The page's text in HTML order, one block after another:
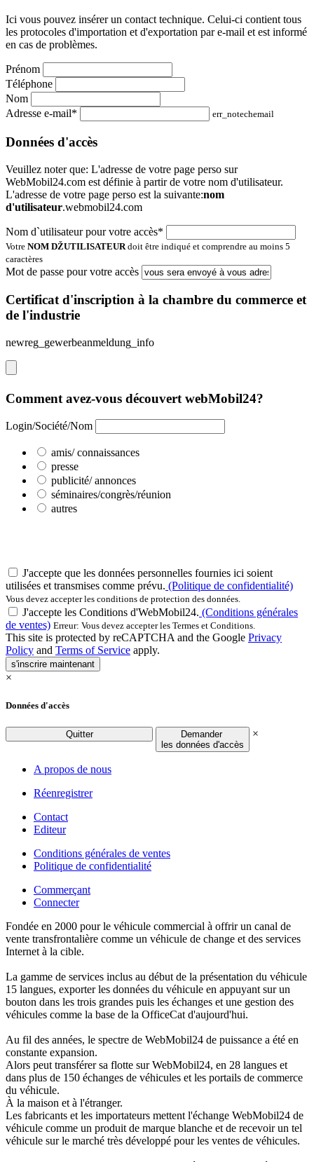
Ici vous pouvez insérer un contact technique. Celui-ci contient tous
les protocoles d'importation et d'exportation par e-mail et est informé
en cas de problèmes.
Prénom
Téléphone
Nom
Adresse e-mail*
err_notechemail
Données d'accès
Veuillez noter que: L'adresse de votre page perso sur
WebMobil24.com est définie à partir de votre nom d'utilisateur.
L'adresse de votre page perso est la suivante:nom
d'utilisateur.webmobil24.com
Nom d`utilisateur pour votre accès*
Votre NOM DŽUTILISATEUR doit être indiqué et comprendre au moins 5
caractères
Mot de passe pour votre accès
Certificat d'inscription à la chambre du commerce et
de l'industrie
newreg_gewerbeanmeldung_info
Comment avez-vous découvert webMobil24?
Login/Société/Nom
amis/ connaissances
presse
publicité/ annonces
séminaires/congrès/réunion
autres
J'accepte que les données personnelles fournies ici soient
utilisées et transmises comme prévu. (Politique de confidentialité)
Vous devez accepter les conditions de protection des données.
J'accepte les Conditions d'WebMobil24. (Conditions générales
de ventes) Erreur: Vous devez accepter les Termes et Conditions.
This site is protected by reCAPTCHA and the Google Privacy
Policy and Terms of Service apply.
s'inscrire maintenant
×
Données d'accès
Quitter
Demander
les données d'accès
×
A propos de nous
Réenregistrer
Contact
Editeur
Conditions générales de ventes
Politique de confidentialité
Commerçant
Connecter
Fondée en 2000 pour le véhicule commercial à offrir un canal de
vente transfrontalière comme un véhicule de change et des services
Internet à la cible.
La gamme de services inclus au début de la présentation du véhicule
15 langues, exporter les données du véhicule en appuyant sur un
bouton dans les trois grandes puis les échanges et une gestion des
véhicules comme la base de la OfficeCat d'aujourd'hui.
Au fil des années, le spectre de WebMobil24 de puissance a été en
constante expansion.
Alors peut transférer sa flotte sur WebMobil24, en 28 langues et
dans plus de 150 échanges de véhicules et les portails de commerce
du véhicule.
À la maison et à l'étranger.
Les fabricants et les importateurs mettent l'échange WebMobil24 de
véhicule comme un produit de marque blanche et de recevoir un tel
véhicule sur le marché très développé pour les ventes de véhicules.